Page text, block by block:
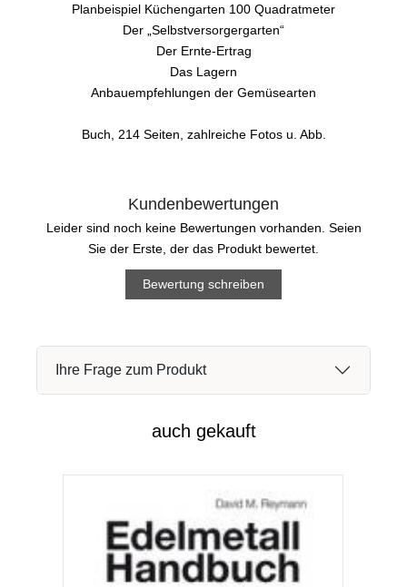
Planbeispiel Küchengarten 100 Quadratmeter
Der „Selbstversorgergarten“
Der Ernte-Ertrag
Das Lagern
Anbauempfehlungen der Gemüsearten
Buch, 214 Seiten, zahlreiche Fotos u. Abb.
Kundenbewertungen
Leider sind noch keine Bewertungen vorhanden. Seien
Sie der Erste, der das Produkt bewertet.
Bewertung schreiben
Ihre Frage zum Produkt
auch gekauft